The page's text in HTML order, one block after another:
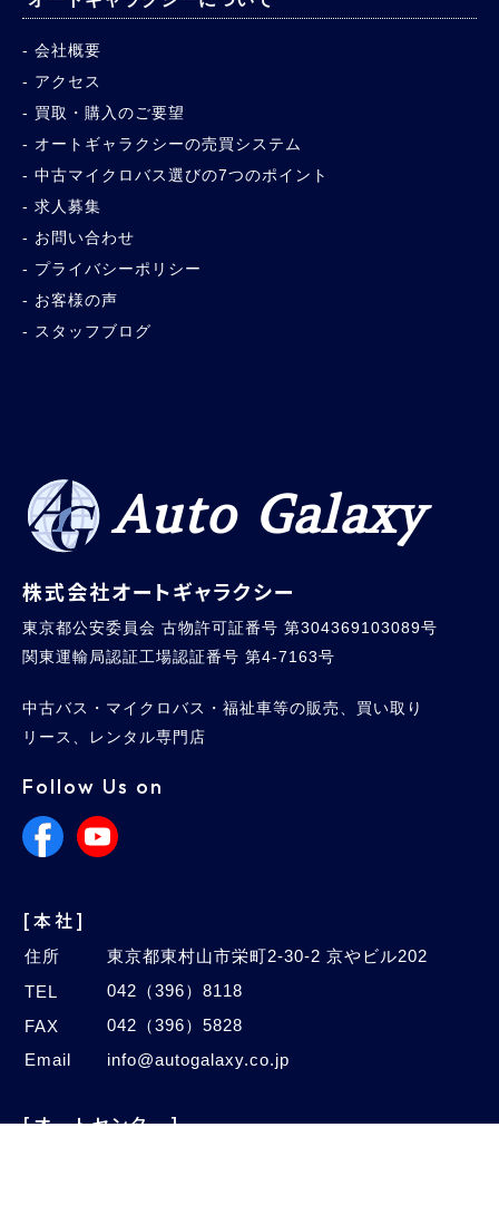
会社概要
アクセス
買取・購入のご要望
オートギャラクシーの売買システム
中古マイクロバス選びの7つのポイント
求人募集
お問い合わせ
プライバシーポリシー
お客様の声
スタッフブログ
Auto Galaxy
株式会社オートギャラクシー
東京都公安委員会 古物許可証番号 第304369103089号
関東運輸局認証工場認証番号 第4-7163号
中古バス・マイクロバス・福祉車等の販売、買い取り
リース、レンタル専門店
Follow Us on
[本社]
住所
東京都東村山市栄町2-30-2 京やビル202
TEL
042（396）8118
FAX
042（396）5828
Email
info@autogalaxy.co.jp
[オートセンター]